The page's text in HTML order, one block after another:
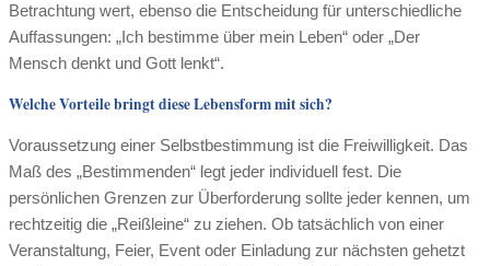
Betrachtung wert, ebenso die Entscheidung für unterschiedliche
Auffassungen: „Ich bestimme über mein Leben“ oder „Der
Mensch denkt und Gott lenkt“.
Welche Vorteile bringt diese Lebensform mit sich?
Voraussetzung einer Selbstbestimmung ist die Freiwilligkeit. Das
Maß des „Bestimmenden“ legt jeder individuell fest. Die
persönlichen Grenzen zur Überforderung sollte jeder kennen, um
rechtzeitig die „Reißleine“ zu ziehen. Ob tatsächlich von einer
Veranstaltung, Feier, Event oder Einladung zur nächsten gehetzt